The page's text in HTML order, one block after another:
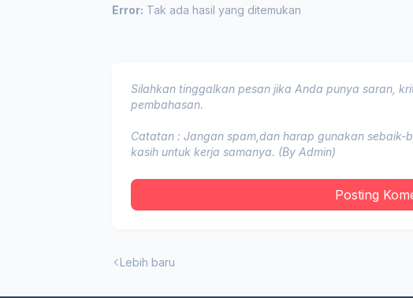
Error: Tak ada hasil yang ditemukan
Silahkan tinggalkan pesan jika Anda punya saran,
pembahasan.
Catatan : Jangan spam,dan harap gunakan sebaik-
kasih untuk kerja samanya. (By Admin)
Posting
Lebih baru